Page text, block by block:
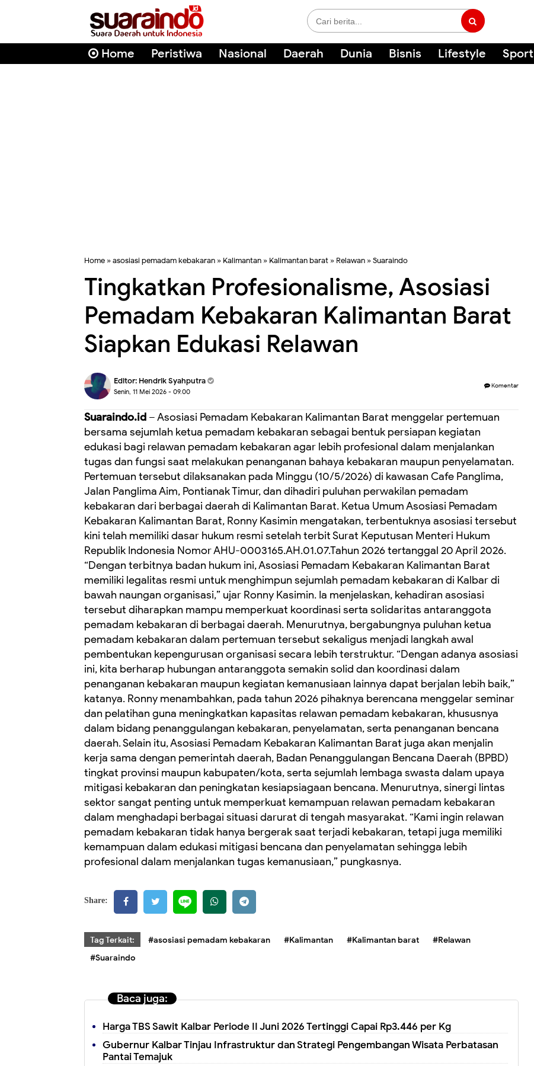
Home Peristiwa Nasional Daerah Dunia Bisnis Lifestyle Sport
Home »asosiasi pemadam kebakaran » Kalimantan » Kalimantan barat » Relawan »Suaraindo
Tingkatkan Profesionalisme, Asosiasi
Pemadam Kebakaran Kalimantan Barat
Siapkan Edukasi Relawan
Editor: Hendrik Syahputra
Senin, 11 Mei 2026 - 09.00
Komentar
Suaraindo.id – Asosiasi Pemadam Kebakaran Kalimantan Barat menggelar pertemuan
bersama sejumlah ketua pemadam kebakaran sebagai bentuk persiapan kegiatan
edukasi bagi relawan pemadam kebakaran agar lebih profesional dalam menjalankan
tugas dan fungsi saat melakukan penanganan bahaya kebakaran maupun penyelamatan.
Pertemuan tersebut dilaksanakan pada Minggu (10/5/2026) di kawasan Cafe Panglima,
Jalan Panglima Aim, Pontianak Timur, dan dihadiri puluhan perwakilan pemadam
kebakaran dari berbagai daerah di Kalimantan Barat. Ketua Umum Asosiasi Pemadam
Kebakaran Kalimantan Barat, Ronny Kasimin mengatakan, terbentuknya asosiasi tersebut
kini telah memiliki dasar hukum resmi setelah terbit Surat Keputusan Menteri Hukum
Republik Indonesia Nomor AHU-0003165.AH.01.07.Tahun 2026 tertanggal 20 April 2026.
“Dengan terbitnya badan hukum ini, Asosiasi Pemadam Kebakaran Kalimantan Barat
memiliki legalitas resmi untuk menghimpun sejumlah pemadam kebakaran di Kalbar di
bawah naungan organisasi,” ujar Ronny Kasimin. Ia menjelaskan, kehadiran asosiasi
tersebut diharapkan mampu memperkuat koordinasi serta solidaritas antaranggota
pemadam kebakaran di berbagai daerah. Menurutnya, bergabungnya puluhan ketua
pemadam kebakaran dalam pertemuan tersebut sekaligus menjadi langkah awal
pembentukan kepengurusan organisasi secara lebih terstruktur. “Dengan adanya asosiasi
ini, kita berharap hubungan antaranggota semakin solid dan koordinasi dalam
penanganan kebakaran maupun kegiatan kemanusiaan lainnya dapat berjalan lebih baik,”
katanya. Ronny menambahkan, pada tahun 2026 pihaknya berencana menggelar seminar
dan pelatihan guna meningkatkan kapasitas relawan pemadam kebakaran, khususnya
dalam bidang penanggulangan kebakaran, penyelamatan, serta penanganan bencana
daerah. Selain itu, Asosiasi Pemadam Kebakaran Kalimantan Barat juga akan menjalin
kerja sama dengan pemerintah daerah, Badan Penanggulangan Bencana Daerah (BPBD)
tingkat provinsi maupun kabupaten/kota, serta sejumlah lembaga swasta dalam upaya
mitigasi kebakaran dan peningkatan kesiapsiagaan bencana. Menurutnya, sinergi lintas
sektor sangat penting untuk memperkuat kemampuan relawan pemadam kebakaran
dalam menghadapi berbagai situasi darurat di tengah masyarakat. “Kami ingin relawan
pemadam kebakaran tidak hanya bergerak saat terjadi kebakaran, tetapi juga memiliki
kemampuan dalam edukasi mitigasi bencana dan penyelamatan sehingga lebih
profesional dalam menjalankan tugas kemanusiaan,” pungkasnya.
Share:
Tag Terkait: #asosiasi pemadam kebakaran #Kalimantan #Kalimantan barat
#Relawan
#Suaraindo
Baca juga:
Harga TBS Sawit Kalbar Periode II Juni 2026 Tertinggi Capai Rp3.446 per Kg
Gubernur Kalbar Tinjau Infrastruktur dan Strategi Pengembangan Wisata Perbatasan
Pantai Temajuk